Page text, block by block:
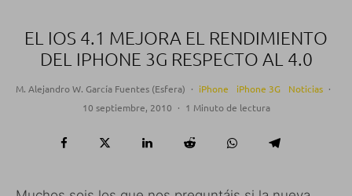
EL IOS 4.1 MEJORA EL RENDIMIENTO
DEL IPHONE 3G RESPECTO AL 4.0
M. Alejandro W. García Fuentes (Esfera) · iPhone iPhone 3G Noticias ·
10 septiembre, 2010 · 1 Minuto de lectura